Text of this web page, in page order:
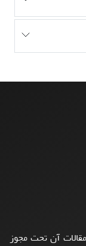
آن تحت مجوز